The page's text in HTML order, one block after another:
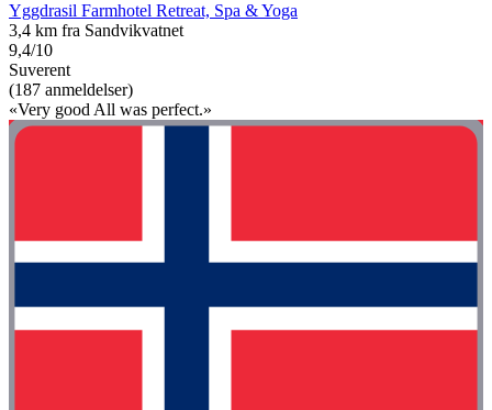
Yggdrasil Farmhotel Retreat, Spa & Yoga
3,4 km fra Sandvikvatnet
9,4/10
Suverent
(187 anmeldelser)
«Very good All was perfect.»